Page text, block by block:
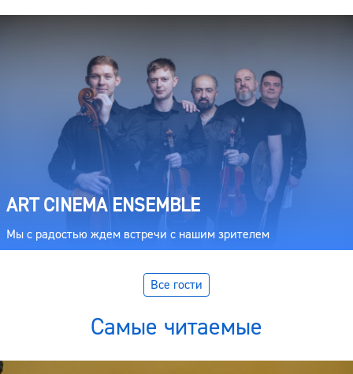
ART CINEMA ENSEMBLE
Мы с радостью ждем встречи с нашим зрителем
Все гости
Самые читаемые